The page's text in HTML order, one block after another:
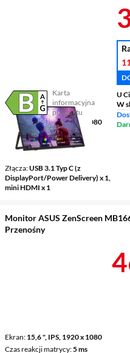
Karta
informacyjna
produktu
Plik w formacie pdf
(otworzy się w nowym
Ekran 15,6 ", IPS, 1920 x 1080
Czas reakcji matrycy 4 ms
Częstotliwość odświeżania
Złącza USB 3.1 Typ C (z
DisplayPort/Power Delivery) x 1,
mini HDMI x 1
U
W
Monitor ASUS ZenScreen
Przenośny
Ekran 15,6 ", IPS, 1920 x 1080
Czas reakcji matrycy 5 ms